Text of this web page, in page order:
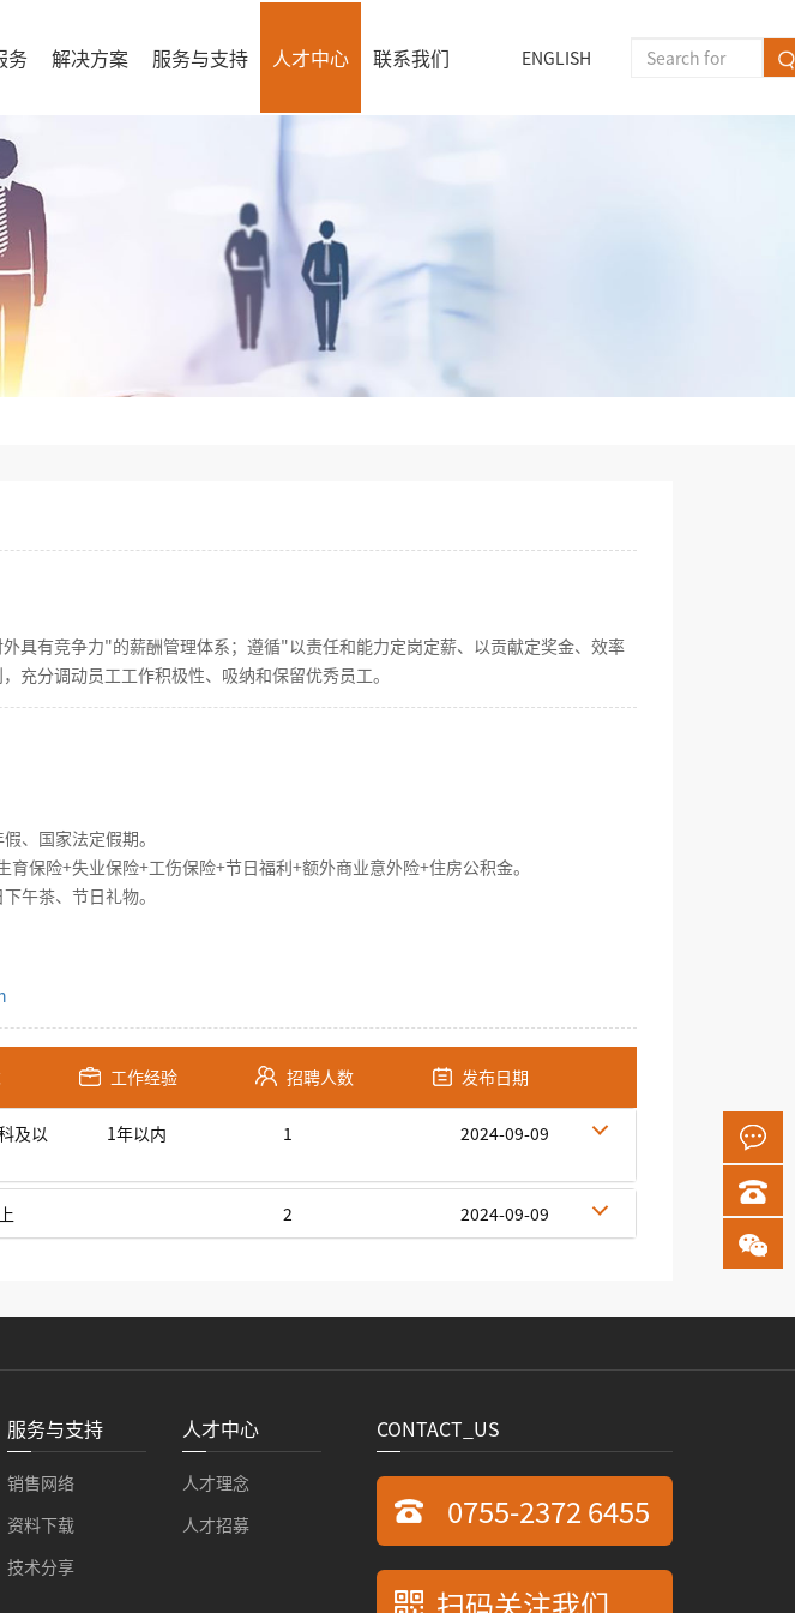
务 解决方案 服务与支持 人才中心 联系我们 ENGLISH
具有竞争力"的薪酬管理体系；遵循"以责任和能力定岗定薪、以贡献定奖金、效率
充分调动员工工作积极性、吸纳和保留优秀员工。
、国家法定假期。
保险+失业保险+工伤保险+节日福利+额外商业意外险+住房公积金。
午茶、节日礼物。
工作经验 招聘人数 发布日期
及以
1年以内 1 2024-09-09
2 2024-09-09
服务与支持
销售网络
资料下载
技术分享
人才中心
人才理念
人才招募
CONTACT_US
0755-2372 6455
扫码关注我们